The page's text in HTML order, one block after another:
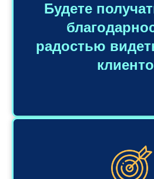
Будете
радостью